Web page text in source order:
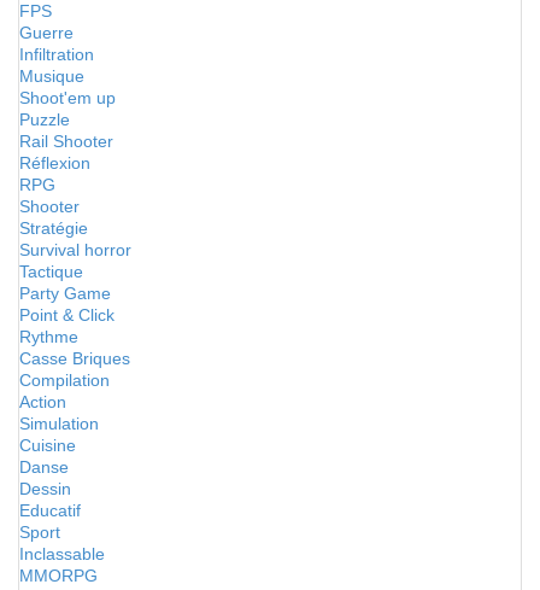
FPS
Guerre
Infiltration
Musique
Shoot'em up
Puzzle
Rail Shooter
Réflexion
RPG
Shooter
Stratégie
Survival horror
Tactique
Party Game
Point & Click
Rythme
Casse Briques
Compilation
Action
Simulation
Cuisine
Danse
Dessin
Educatif
Sport
Inclassable
MMORPG